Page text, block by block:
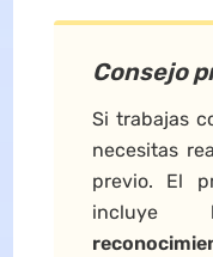
Consejo
Si trabajas
necesitas
previo. El